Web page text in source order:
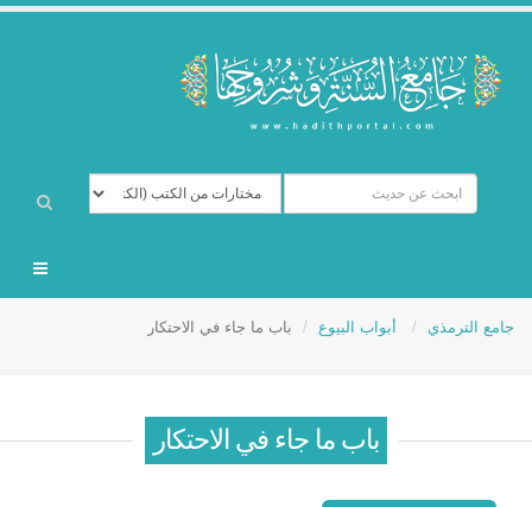
جامع الترمذي أبواب البيوع باب ما جاء في الاحتكار
باب ما جاء في الاحتكار